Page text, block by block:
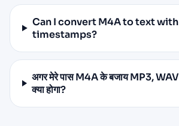
Can I convert M4A to text with
timestamps?
अगर मेरे पास M4A के बजाय MP3, WAV
क्या होगा?